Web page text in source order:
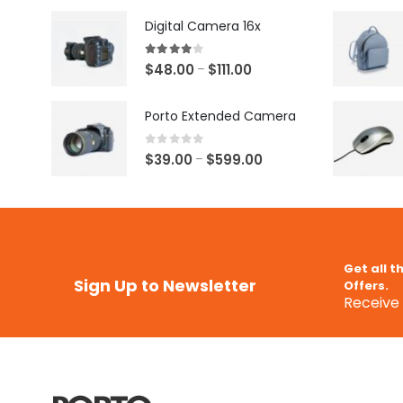
Digital Camera 16x
4.00 out of 5
$48.00 – $111.00
Porto Extended Camera
0 out of 5
$39.00 – $599.00
Sign Up to Newsletter
Get all
Offers.